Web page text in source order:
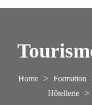
> Formation
Hôtellerie
>